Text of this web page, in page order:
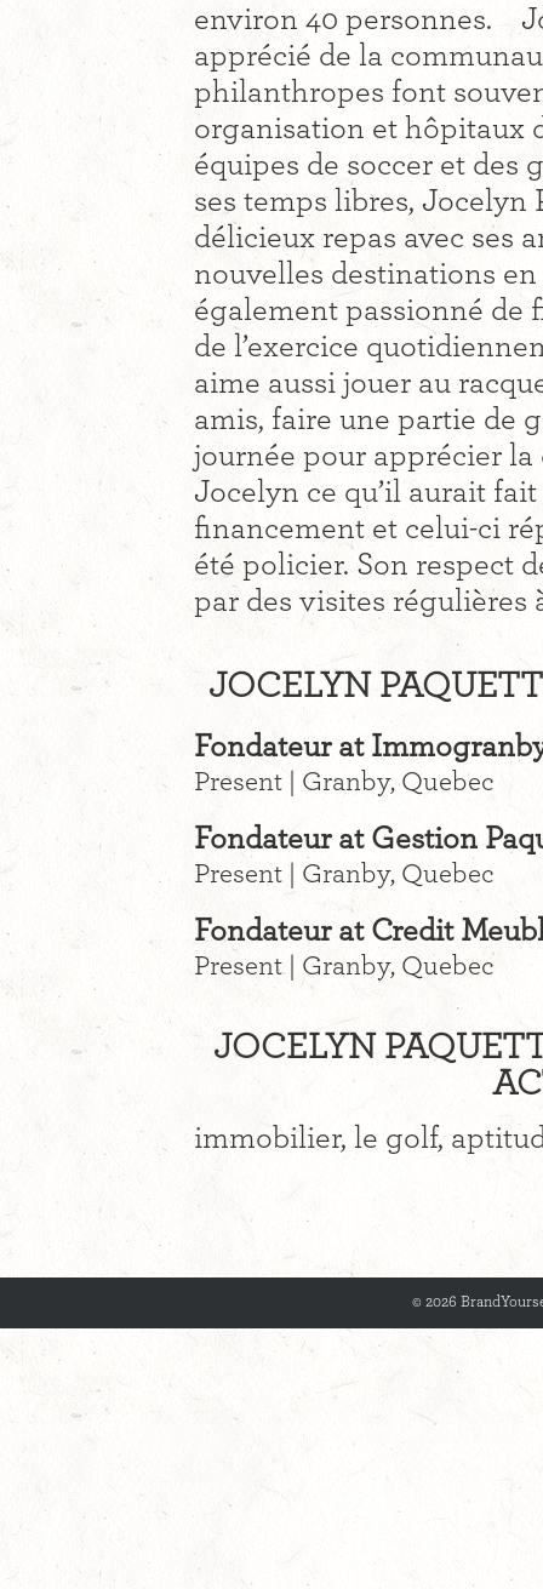
environ 40 personnes.
apprécié de la
philanthropes font
organisation et hôpitaux
équipes de soccer et
ses temps libres, Jocelyn
délicieux repas avec ses
nouvelles destinations
également passionné de
de l’exercice
aime aussi jouer au
amis, faire une partie de
journée pour apprécier
Jocelyn ce qu’il aurait fait
financement et celui-ci
été policier. Son respect
par des visites régulières
JOCELYN
Fondateur at
Present | Granby, Quebec
Fondateur at Gestion
Present | Granby, Quebec
Fondateur at Credit
Present | Granby, Quebec
JOCELYN
immobilier, le golf,
© 2026